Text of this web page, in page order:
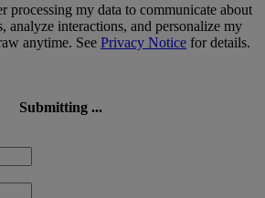
processing my data to communicate about
analyze interactions, and personalize my
anytime. See Privacy Notice for details.
Submitting ...